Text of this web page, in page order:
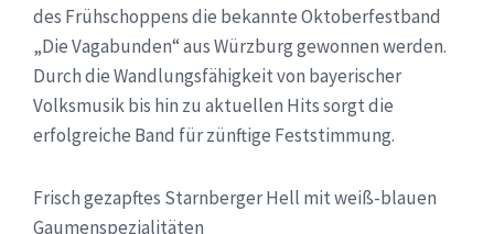
des Frühschoppens die bekannte Oktoberfestband
„Die Vagabunden“ aus Würzburg gewonnen werden.
Durch die Wandlungsfähigkeit von bayerischer
Volksmusik bis hin zu aktuellen Hits sorgt die
erfolgreiche Band für zünftige Feststimmung.
Frisch gezapftes Starnberger Hell mit weiß-blauen
Gaumenspezialitäten